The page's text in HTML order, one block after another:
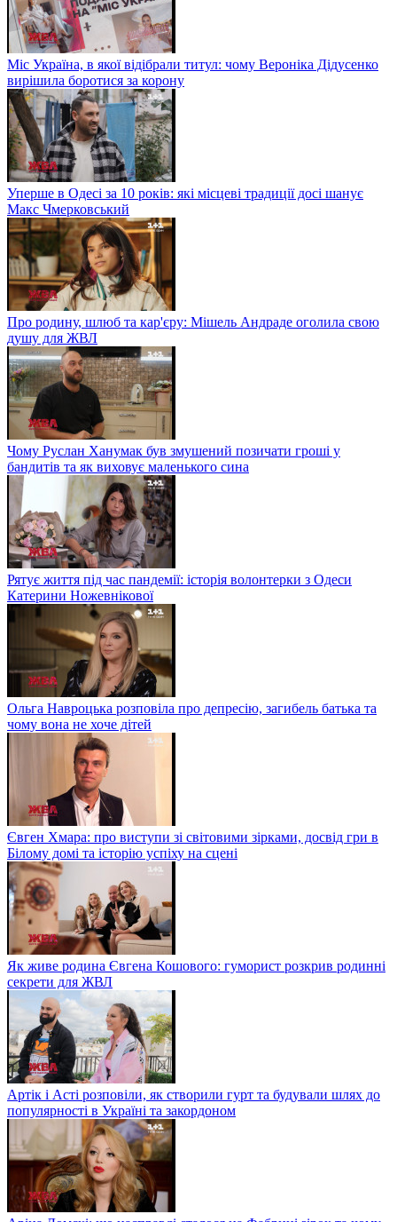
Міс Україна, в якої відібрали титул: чому Вероніка Дідусенко
вирішила боротися за корону
Уперше в Одесі за 10 років: які місцеві традиції досі шанує
Макс Чмерковський
Про родину, шлюб та кар'єру: Мішель Андраде оголила свою
душу для ЖВЛ
Чому Руслан Ханумак був змушений позичати гроші у
бандитів та як виховує маленького сина
Рятує життя під час пандемії: історія волонтерки з Одеси
Катерини Ножевнікової
Ольга Навроцька розповіла про депресію, загибель батька та
чому вона не хоче дітей
Євген Хмара: про виступи зі світовими зірками, досвід гри в
Білому домі та історію успіху на сцені
Як живе родина Євгена Кошового: гуморист розкрив родинні
секрети для ЖВЛ
Артік і Асті розповіли, як створили гурт та будували шлях до
популярності в Україні та закордоном